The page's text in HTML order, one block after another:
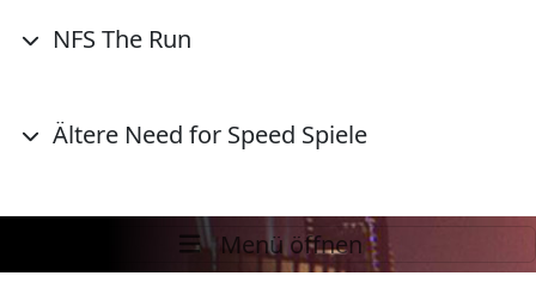
NFS The Run
Ältere Need for Speed Spiele
Menü öffnen